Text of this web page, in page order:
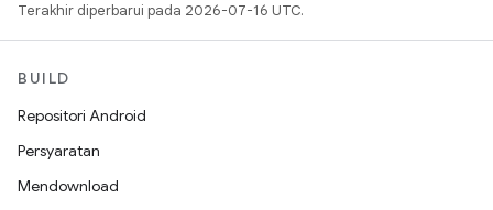
Terakhir diperbarui pada 2026-07-16 UTC.
BUILD
Repositori Android
Persyaratan
Mendownload